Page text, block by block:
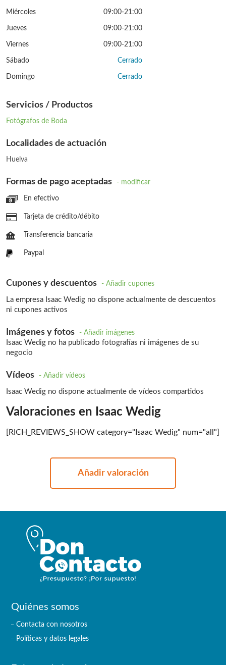
Miércoles 09:00-21:00
Jueves 09:00-21:00
Viernes 09:00-21:00
Sábado Cerrado
Domingo Cerrado
Servicios / Productos
Fotógrafos de Boda
Localidades de actuación
Huelva
Formas de pago aceptadas - modificar
En efectivo
Tarjeta de crédito/débito
Transferencia bancaria
Paypal
Cupones y descuentos - Añadir cupones
La empresa Isaac Wedig no dispone actualmente de descuentos
ni cupones activos
Imágenes y fotos - Añadir imágenes
Isaac Wedig no ha publicado fotografías ni imágenes de su
negocio
Vídeos - Añadir vídeos
Isaac Wedig no dispone actualmente de vídeos compartidos
Valoraciones en Isaac Wedig
[RICH_REVIEWS_SHOW category="Isaac Wedig" num="all"]
Añadir valoración
Quiénes somos
Contacta con nosotros
Políticas y datos legales